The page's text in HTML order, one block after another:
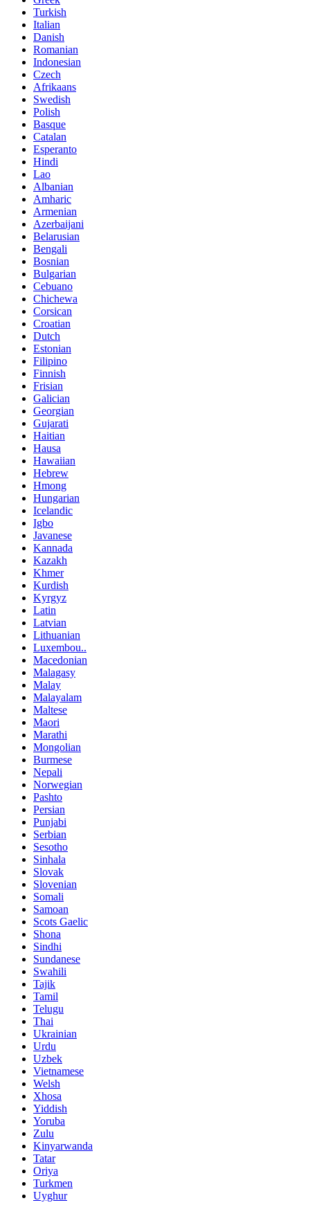
Turkish
Italian
Danish
Romanian
Indonesian
Czech
Afrikaans
Swedish
Polish
Basque
Catalan
Esperanto
Hindi
Lao
Albanian
Amharic
Armenian
Azerbaijani
Belarusian
Bengali
Bosnian
Bulgarian
Cebuano
Chichewa
Corsican
Croatian
Dutch
Estonian
Filipino
Finnish
Frisian
Galician
Georgian
Gujarati
Haitian
Hausa
Hawaiian
Hebrew
Hmong
Hungarian
Icelandic
Igbo
Javanese
Kannada
Kazakh
Khmer
Kurdish
Kyrgyz
Latin
Latvian
Lithuanian
Luxembou..
Macedonian
Malagasy
Malay
Malayalam
Maltese
Maori
Marathi
Mongolian
Burmese
Nepali
Norwegian
Pashto
Persian
Punjabi
Serbian
Sesotho
Sinhala
Slovak
Slovenian
Somali
Samoan
Scots Gaelic
Shona
Sindhi
Sundanese
Swahili
Tajik
Tamil
Telugu
Thai
Ukrainian
Urdu
Uzbek
Vietnamese
Welsh
Xhosa
Yiddish
Yoruba
Zulu
Kinyarwanda
Tatar
Oriya
Turkmen
Uyghur